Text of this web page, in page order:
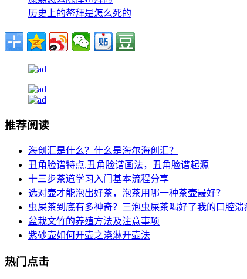
历史上的鳌拜是怎么死的
推荐阅读
海创汇是什么？什么是海尔海创汇？
丑角脸谱特点,丑角脸谱画法，丑角脸谱起源
十三步茶道学习入门基本流程分享
选对壶才能泡出好茶，泡茶用哪一种茶壶最好？
虫屎茶到底有多神奇？三泡虫屎茶喝好了我的口腔溃
盆栽文竹的养殖方法及注意事项
紫砂壶如何开壶之浇淋开壶法
热门点击